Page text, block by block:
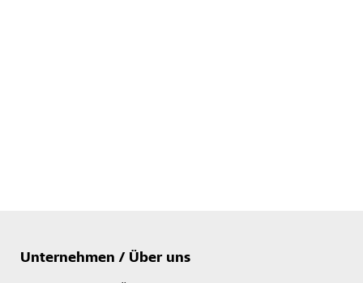
Unternehmen / Über uns